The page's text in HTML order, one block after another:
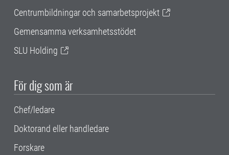
Centrumbildningar och samarbetsprojekt
Gemensamma verksamhetsstödet
SLU Holding
För dig som är
Chef/ledare
Doktorand eller handledare
Forskare